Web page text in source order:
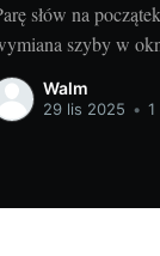
słów na
szyby w
jesteś tutaj, bo to
ten temat.
Walm
29 lis 2025 • 1